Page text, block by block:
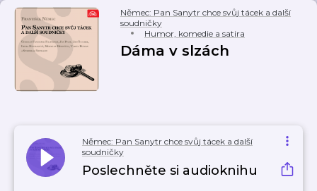
Němec: Pan Sanytr chce svůj tácek a další
soudničky
Humor, komedie a satira
Dáma v slzách
Němec: Pan Sanytr chce svůj tácek a další
soudničky
Poslechněte si audioknihu